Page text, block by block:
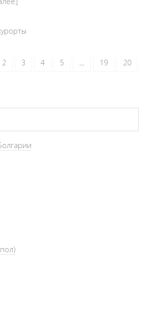
2 3 4 5 … 19
20